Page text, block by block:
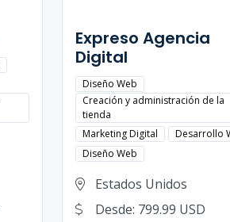
Expreso Agencia
Digital
Diseño Web
Creación y administración de la
tienda
Marketing Digital
Desarrollo
Diseño Web
Estados Unidos
Desde: 799.99 USD